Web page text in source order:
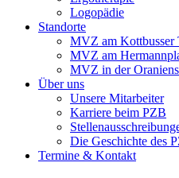
Logopädie
Standorte
MVZ am Kottbusser
MVZ am
MVZ in der
Über uns
Unsere Mitarbeiter
Karriere beim PZB
Die Geschichte des
Termine & Kontakt